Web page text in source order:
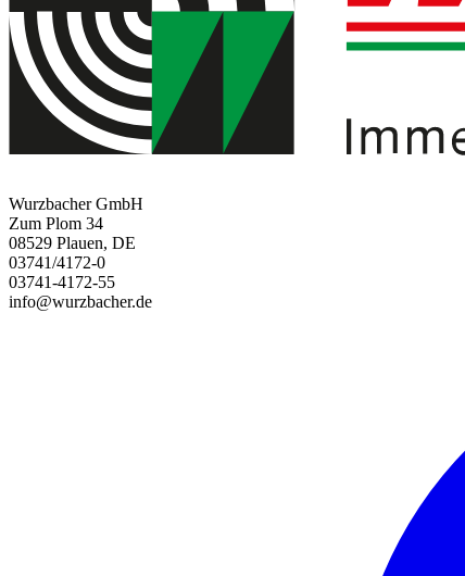
Wurzbacher GmbH
Zum Plom 34
08529 Plauen, DE
03741/4172-0
03741-4172-55
info@wurzbacher.de